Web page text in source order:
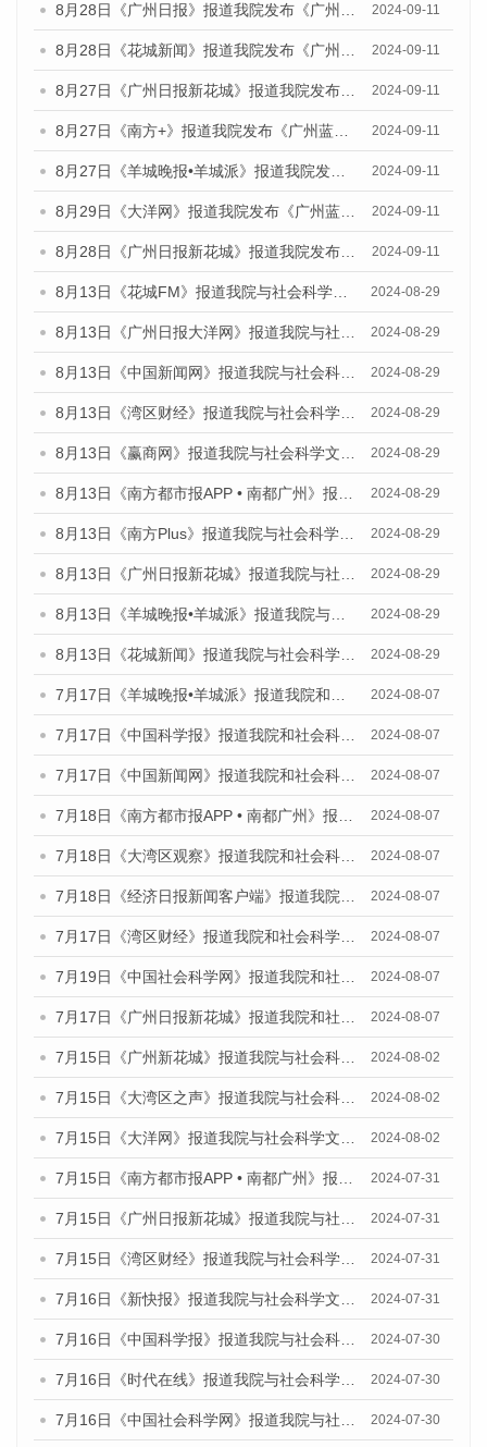
8月28日《广州日报》报道我院发布《广州蓝皮书：广州城市国际化发展报告（2024）》的媒体文章 2024-09-11
8月28日《花城新闻》报道我院发布《广州蓝皮书：广州城市国际化发展报告（2024）》的媒体文章 2024-09-11
8月27日《广州日报新花城》报道我院发布《广州蓝皮书：广州城市国际化发展报告（2024）》的媒体文章 2024-09-11
8月27日《南方+》报道我院发布《广州蓝皮书：广州城市国际化发展报告（2024）》的媒体文章 2024-09-11
8月27日《羊城晚报•羊城派》报道我院发布《广州蓝皮书：广州城市国际化发展报告（2024）》的媒体文章 2024-09-11
8月29日《大洋网》报道我院发布《广州蓝皮书：广州城市国际化发展报告（2024）》的媒体文章 2024-09-11
8月28日《广州日报新花城》报道我院发布《广州蓝皮书：广州城市国际化发展报告（2024）》的媒体文章 2024-09-11
8月13日《花城FM》报道我院与社会科学文献出版社联合发布的《广州蓝皮书：广州国际商贸中心发展报告（2024）》媒体文章 2024-08-29
8月13日《广州日报大洋网》报道我院与社会科学文献出版社联合发布的《广州蓝皮书：广州国际商贸中心发展报告（2024）》媒体文章 2024-08-29
8月13日《中国新闻网》报道我院与社会科学文献出版社联合发布的《广州蓝皮书：广州国际商贸中心发展报告（2024）》媒体文章 2024-08-29
8月13日《湾区财经》报道我院与社会科学文献出版社联合发布的《广州蓝皮书：广州国际商贸中心发展报告（2024）》媒体文章 2024-08-29
8月13日《赢商网》报道我院与社会科学文献出版社联合发布的《广州蓝皮书：广州国际商贸中心发展报告（2024）》媒体文章 2024-08-29
8月13日《南方都市报APP • 南都广州》报道我院与社会科学文献出版社联合发布的《广州蓝皮书：广州国际商贸中心发展报告（2024）》媒体文章 2024-08-29
8月13日《南方Plus》报道我院与社会科学文献出版社联合发布的《广州蓝皮书：广州国际商贸中心发展报告（2024）》媒体文章 2024-08-29
8月13日《广州日报新花城》报道我院与社会科学文献出版社联合发布的《广州蓝皮书：广州国际商贸中心发展报告（2024）》媒体文章 2024-08-29
8月13日《羊城晚报•羊城派》报道我院与社会科学文献出版社联合发布的《广州蓝皮书：广州国际商贸中心发展报告（2024）》媒体文章 2024-08-29
8月13日《花城新闻》报道我院与社会科学文献出版社联合发布的《广州蓝皮书：广州国际商贸中心发展报告（2024）》媒体文章 2024-08-29
7月17日《羊城晚报•羊城派》报道我院和社会科学文献出版社联合发布《广州蓝皮书：广州数字经济发展报告（2024）》的媒体文章 2024-08-07
7月17日《中国科学报》报道我院和社会科学文献出版社联合发布《广州蓝皮书：广州数字经济发展报告（2024）》的媒体文章 2024-08-07
7月17日《中国新闻网》报道我院和社会科学文献出版社联合发布《广州蓝皮书：广州数字经济发展报告（2024）》的媒体文章 2024-08-07
7月18日《南方都市报APP • 南都广州》报道我院和社会科学文献出版社联合发布《广州蓝皮书：广州数字经济发展报告（2024）》的媒体文章 2024-08-07
7月18日《大湾区观察》报道我院和社会科学文献出版社联合发布《广州蓝皮书：广州数字经济发展报告（2024）》的媒体文章 2024-08-07
7月18日《经济日报新闻客户端》报道我院和社会科学文献出版社联合发布《广州蓝皮书：广州数字经济发展报告（2024）》的媒体文章 2024-08-07
7月17日《湾区财经》报道我院和社会科学文献出版社联合发布《广州蓝皮书：广州数字经济发展报告（2024）》的媒体文章 2024-08-07
7月19日《中国社会科学网》报道我院和社会科学文献出版社联合发布《广州数字经济发展报告（2024）》蓝皮书的媒体文章 2024-08-07
7月17日《广州日报新花城》报道我院和社会科学文献出版社联合发布《广州蓝皮书：广州数字经济发展报告（2024）》的媒体文章 2024-08-07
7月15日《广州新花城》报道我院与社会科学文献出版社联合发布《广州蓝皮书：广州社会发展报告(2024)》的媒体文章 2024-08-02
7月15日《大湾区之声》报道我院与社会科学文献出版社联合发布《广州蓝皮书：广州社会发展报告(2024)》的媒体文章 2024-08-02
7月15日《大洋网》报道我院与社会科学文献出版社联合发布《广州蓝皮书：广州社会发展报告(2024)》的媒体文章 2024-08-02
7月15日《南方都市报APP • 南都广州》报道我院与社会科学文献出版社联合发布《广州蓝皮书：广州社会发展报告(2024)》的媒体文章 2024-07-31
7月15日《广州日报新花城》报道我院与社会科学文献出版社联合发布《广州蓝皮书：广州社会发展报告(2024)》的媒体文章 2024-07-31
7月15日《湾区财经》报道我院与社会科学文献出版社联合发布《广州蓝皮书：广州社会发展报告(2024)》的媒体文章 2024-07-31
7月16日《新快报》报道我院与社会科学文献出版社联合发布《广州蓝皮书：广州社会发展报告(2024)》的媒体文章 2024-07-31
7月16日《中国科学报》报道我院与社会科学文献出版社联合发布《广州蓝皮书：广州社会发展报告(2024)》的媒体文章 2024-07-30
7月16日《时代在线》报道我院与社会科学文献出版社联合发布《广州蓝皮书：广州社会发展报告(2024)》的媒体文章 2024-07-30
7月16日《中国社会科学网》报道我院与社会科学文献出版社联合发布《广州蓝皮书：广州社会发展报告(2024)》的媒体文章 2024-07-30